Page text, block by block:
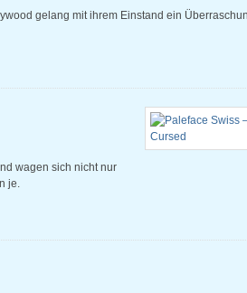
gelang mit ihrem Einstand ein
wagen sich nicht nur
je.